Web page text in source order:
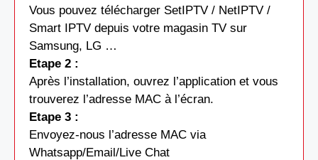
Vous pouvez télécharger SetIPTV / NetIPTV /
Smart IPTV depuis votre magasin TV sur
Samsung, LG …
Etape 2 :
Après l’installation, ouvrez l’application et vous
trouverez l’adresse MAC à l’écran.
Etape 3 :
Envoyez-nous l’adresse MAC via
Whatsapp/Email/Live Chat